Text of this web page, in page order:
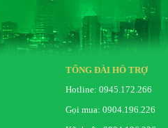
Ống dẫn gas bằng Đồng - Lá tản nhiệt bằng
Nhôm
TỔNG ĐÀI HỖ TRỢ
Hotline: 0945.172.266
Gọi mua: 0904.196.226